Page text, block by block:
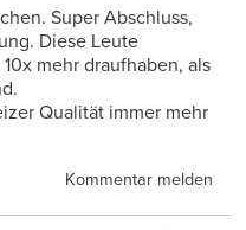
Super Abschluss,
Diese Leute
mehr draufhaben, als
Qualität immer mehr
Kommentar melden